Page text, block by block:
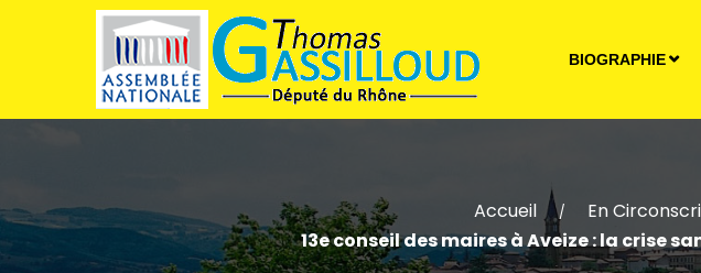
BIOGRAPHIE
Accueil / En
13e conseil des maires à Aveize : la crise